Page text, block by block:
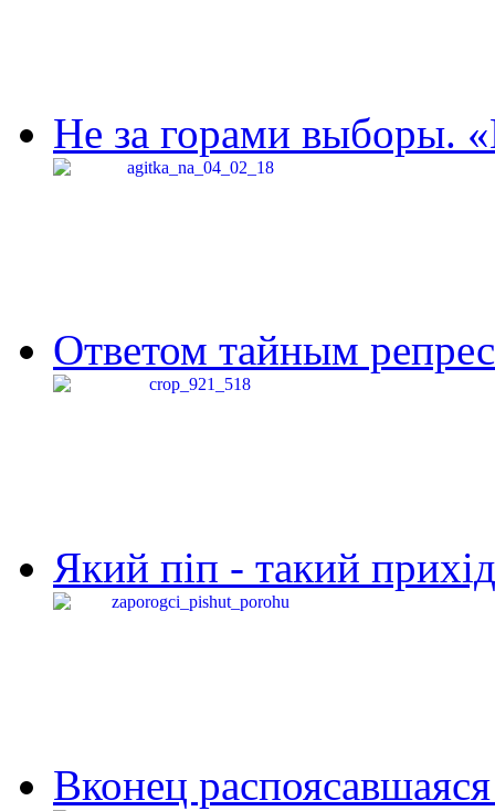
Не за горами выборы.
Ответом тайным
Який піп - такий
Вконец